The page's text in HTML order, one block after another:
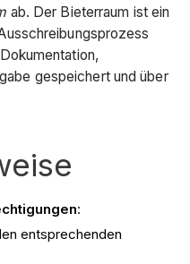
ab. Der Bieterraum ist ein
gespeichert und über
:
entsprechenden